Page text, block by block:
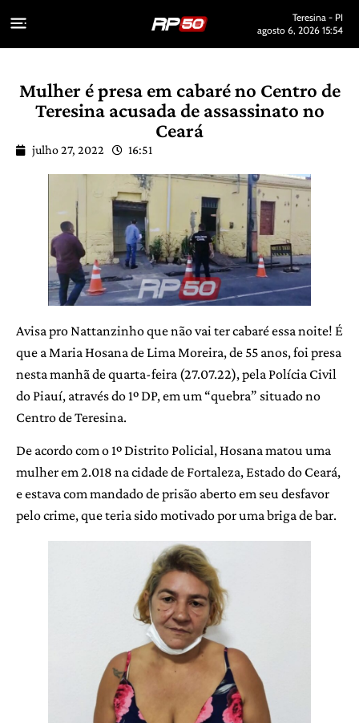
Teresina - PI
agosto 6, 2026 15:54
Mulher é presa em cabaré no Centro de
Teresina acusada de assassinato no
Ceará
julho 27, 2022 16:51
Avisa pro Nattanzinho que não vai ter cabaré essa noite! É
que a Maria Hosana de Lima Moreira, de 55 anos, foi presa
nesta manhã de quarta-feira (27.07.22), pela Polícia Civil
do Piauí, através do 1º DP, em um “quebra” situado no
Centro de Teresina.
De acordo com o 1º Distrito Policial, Hosana matou uma
mulher em 2.018 na cidade de Fortaleza, Estado do Ceará,
e estava com mandado de prisão aberto em seu desfavor
pelo crime, que teria sido motivado por uma briga de bar.